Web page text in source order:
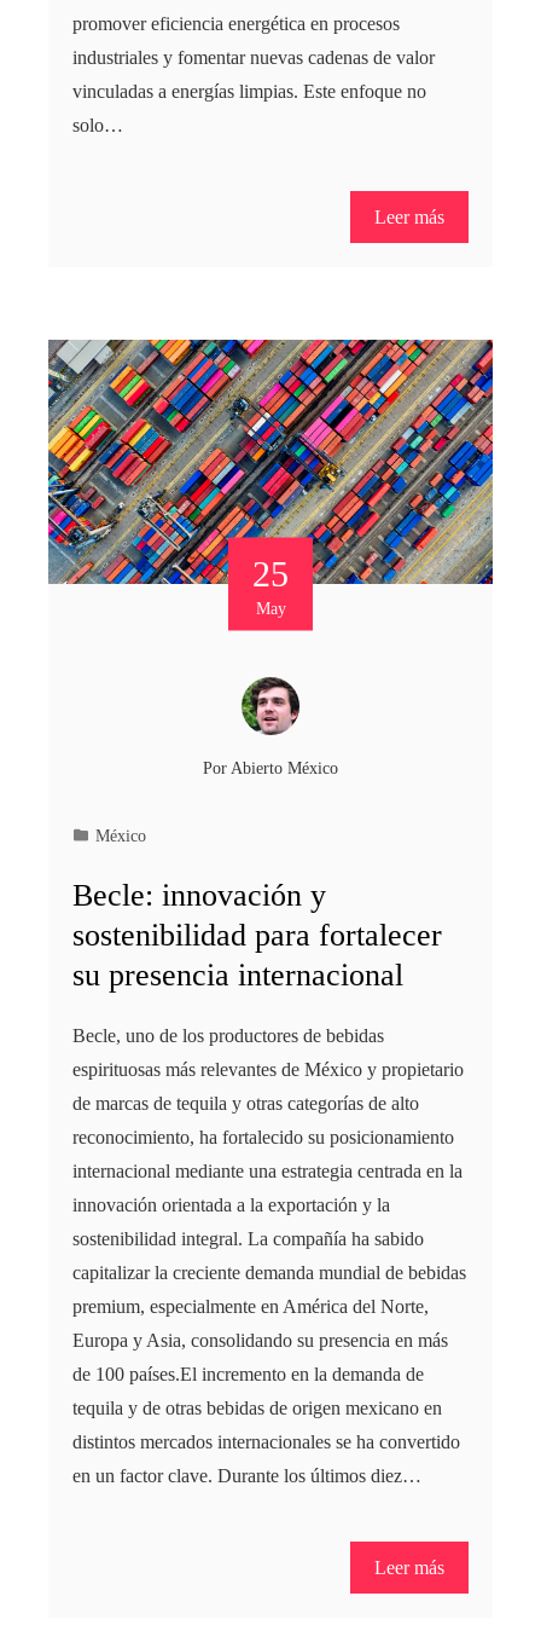
promover eficiencia energética en procesos
industriales y fomentar nuevas cadenas de valor
vinculadas a energías limpias. Este enfoque no
solo…
Leer más
25
May
PorAbierto México
México
Becle: innovación y
sostenibilidad para fortalecer
su presencia internacional
Becle, uno de los productores de bebidas
espirituosas más relevantes de México y propietario
de marcas de tequila y otras categorías de alto
reconocimiento, ha fortalecido su posicionamiento
internacional mediante una estrategia centrada en la
innovación orientada a la exportación y la
sostenibilidad integral. La compañía ha sabido
capitalizar la creciente demanda mundial de bebidas
premium, especialmente en América del Norte,
Europa y Asia, consolidando su presencia en más
de 100 países.El incremento en la demanda de
tequila y de otras bebidas de origen mexicano en
distintos mercados internacionales se ha convertido
en un factor clave. Durante los últimos diez…
Leer más